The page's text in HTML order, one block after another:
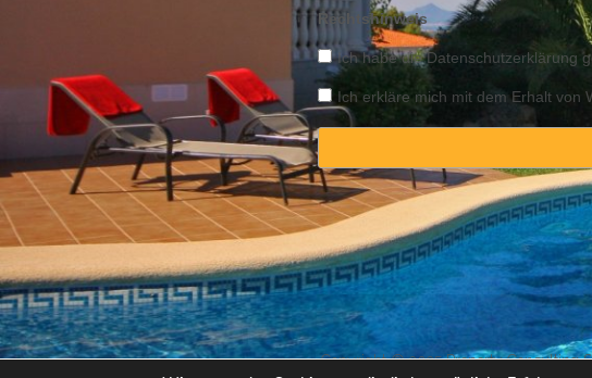
Rechtshinweis
Ich habe dieDatenschutzerklärung
Ich erkläre mich mit dem Erhalt von
Copyright © 2025 Property Consulting